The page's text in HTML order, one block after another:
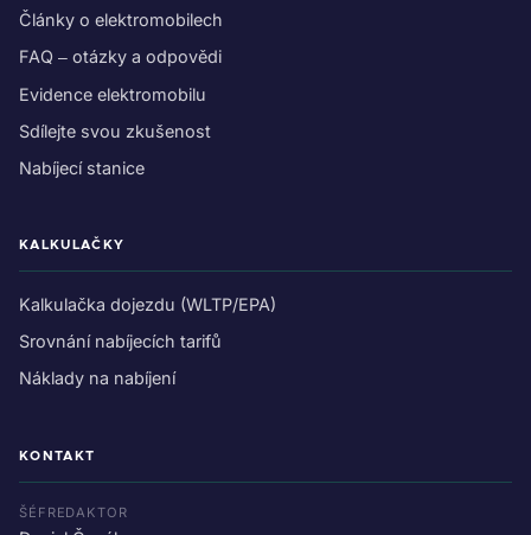
Články o elektromobilech
FAQ – otázky a odpovědi
Evidence elektromobilu
Sdílejte svou zkušenost
Nabíjecí stanice
KALKULAČKY
Kalkulačka dojezdu (WLTP/EPA)
Srovnání nabíjecích tarifů
Náklady na nabíjení
KONTAKT
ŠÉFREDAKTOR